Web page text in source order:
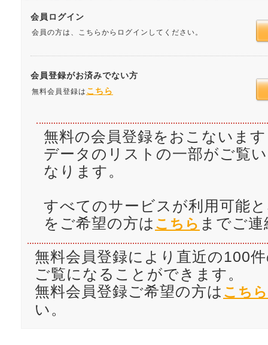
会員ログイン
会員の方は、こちらからログインしてください。
会員登録がお済みでない方
無料会員登録は こちら
無料の会員登録をおこないま
データのリストの一部がご覧
なります。
すべてのサービスが利用可能
をご希望の方は こちら までご
無料会員登録により直近の100
ご覧になることができます。
無料会員登録ご希望の方は こちら
い。